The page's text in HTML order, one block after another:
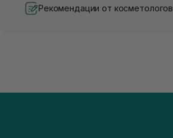
Рекомендации от косметологов